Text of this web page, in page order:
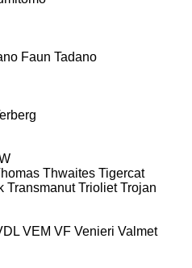
Faun Tadano
Thwaites Tigercat
Transmanut Trioliet Trojan
VEM VF Venieri Valmet